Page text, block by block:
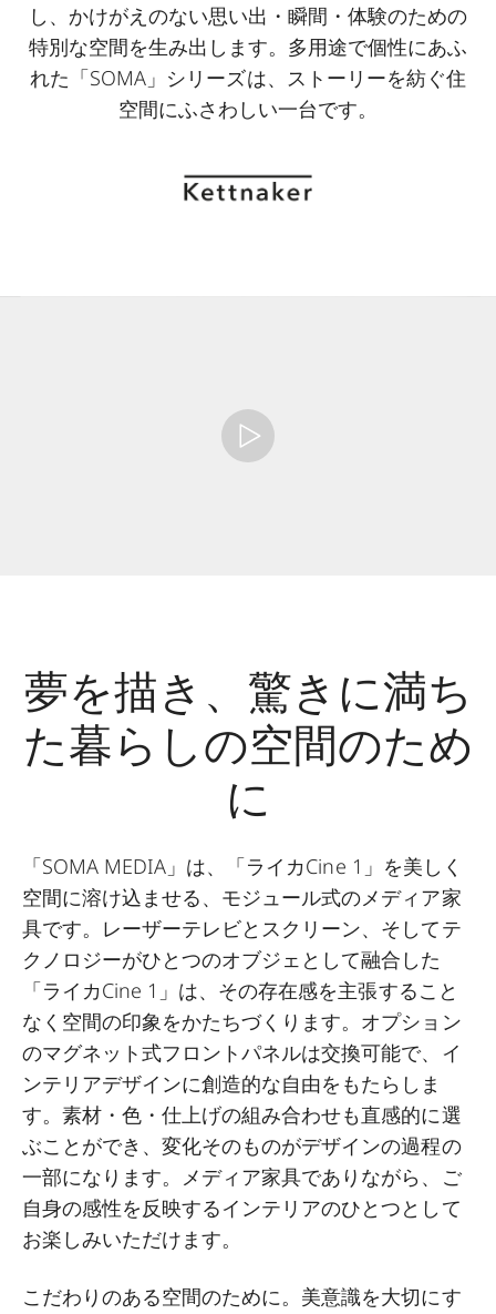
し、かけがえのない思い出・瞬間・体験のための
特別な空間を生み出します。多用途で個性にあふ
れた「SOMA」シリーズは、ストーリーを紡ぐ住
空間にふさわしい一台です。
夢を描き、驚きに満ち
た暮らしの空間のため
に
「SOMA MEDIA」は、「ライカCine 1」を美しく
空間に溶け込ませる、モジュール式のメディア家
具です。レーザーテレビとスクリーン、そしてテ
クノロジーがひとつのオブジェとして融合した
「ライカCine 1」は、その存在感を主張すること
なく空間の印象をかたちづくります。オプション
のマグネット式フロントパネルは交換可能で、イ
ンテリアデザインに創造的な自由をもたらしま
す。素材・色・仕上げの組み合わせも直感的に選
ぶことができ、変化そのものがデザインの過程の
一部になります。メディア家具でありながら、ご
自身の感性を反映するインテリアのひとつとして
お楽しみいただけます。
こだわりのある空間のために。美意識を大切にす